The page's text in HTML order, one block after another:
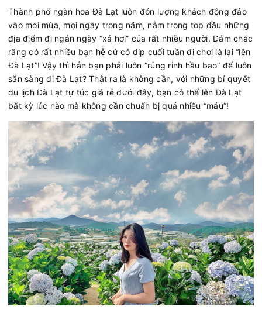
Thành phố ngàn hoa Đà Lạt luôn đón lượng khách đông đảo
vào mọi mùa, mọi ngày trong năm, nằm trong top đầu những
địa điểm đi ngắn ngày “xả hơi” của rất nhiều người. Dám chắc
rằng có rất nhiều bạn hễ cứ có dịp cuối tuần đi chơi là lại “lên
Đà Lạt”! Vậy thì hẳn bạn phải luôn “rủng rỉnh hầu bao” để luôn
sẵn sàng đi Đà Lạt? Thật ra là không cần, với những bí quyết
du lịch Đà Lạt tự túc giá rẻ dưới đây, bạn có thể lên Đà Lạt
bất kỳ lúc nào mà không cần chuẩn bị quá nhiều “máu”!